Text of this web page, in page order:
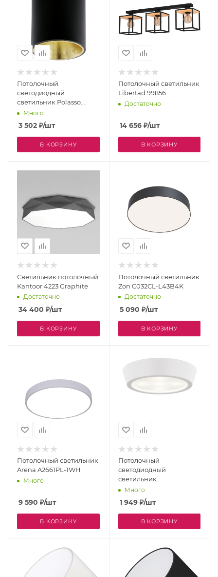
Потолочный
светодиодный
светильник Polasso
94502
Много
3 502 ₽/шт
В КОРЗИНУ
Потолочный светильник
Libertad 99856
Достаточно
14 656₽/шт
В КОРЗИНУ
Светильник потолочный
Kantoor 4223 Graphite
Достаточно
34 400 ₽/шт
В КОРЗИНУ
Потолочный светильник
Zon C032CL-L43B4K
Достаточно
5 090 ₽/шт
В КОРЗИНУ
Потолочный светильник
Arena A2661PL-1WH
Много
9 590 ₽/шт
В КОРЗИНУ
Потолочный
светодиодный
светильник
влагозащищенный
URBANO 214902
Много
1 949₽/шт
В КОРЗИНУ